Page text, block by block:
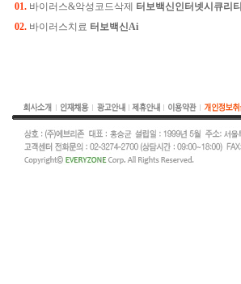
01. 바이러스&악성코드삭제 터보백신인터넷시큐리티
02. 바이러스치료 터보백신Ai